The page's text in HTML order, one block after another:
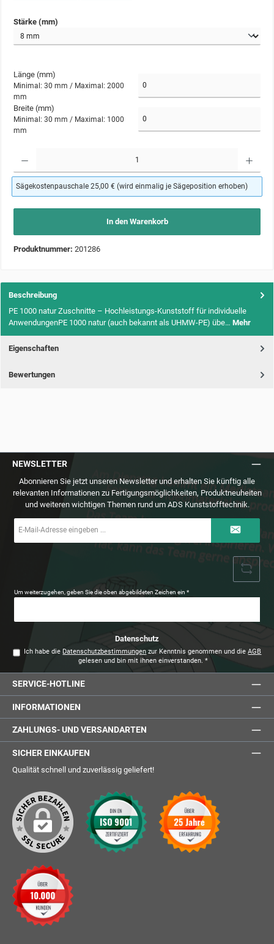
Stärke (mm)
Länge (mm)
Minimal: 30 mm / Maximal: 2000
mm
Breite (mm)
Minimal: 30 mm / Maximal: 1000
mm
Sägekostenpauschale 25,00 € (wird einmalig je Sägeposition erhoben)
In den Warenkorb
Produktnummer: 201286
Beschreibung
PE 1000 natur Zuschnitte – Hochleistungs-Kunststoff für individuelle
AnwendungenPE 1000 natur (auch bekannt als UHMW-PE) übe… Mehr
Eigenschaften
Bewertungen
NEWSLETTER
Abonnieren Sie jetzt unseren Newsletter und erhalten Sie künftig alle
relevanten Informationen zu Fertigungsmöglichkeiten, Produktneuheiten
und weiteren wichtigen Themen rund um ADS Kunststofftechnik.
Mail-
Um weiterzugehen, geben Sie die oben abgebildeten Zeichen ein*
Datenschutz
Ich habe dieDatenschutzbestimmungen zur Kenntnis genommen und dieAGB
gelesen und bin mit ihnen einverstanden. *
SERVICE-HOTLINE
INFORMATIONEN
ZAHLUNGS- UND VERSANDARTEN
SICHER EINKAUFEN
Qualität schnell und zuverlässig geliefert!